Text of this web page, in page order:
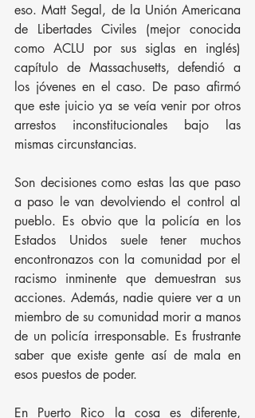
eso. Matt Segal, de la Unión Americana
de Libertades Civiles (mejor conocida
como ACLU por sus siglas en inglés)
capítulo de Massachusetts, defendió a
los jóvenes en el caso. De paso afirmó
que este juicio ya se veía venir por otros
arrestos inconstitucionales bajo las
mismas circunstancias.
Son decisiones como estas las que paso
a paso le van devolviendo el control al
pueblo. Es obvio que la policía en los
Estados Unidos suele tener muchos
encontronazos con la comunidad por el
racismo inminente que demuestran sus
acciones. Además, nadie quiere ver a un
miembro de su comunidad morir a manos
de un policía irresponsable. Es frustrante
saber que existe gente así de mala en
esos puestos de poder.
En Puerto Rico la cosa es diferente,